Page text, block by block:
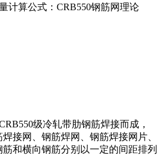
计算公式：CRB550钢筋网理论
级冷轧带肋钢筋焊接而成，
接网、钢筋焊网、钢筋焊接网片、
和横向钢筋分别以一定的间距排列